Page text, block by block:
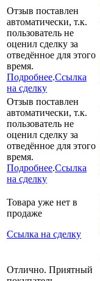
Отзыв поставлен
автоматически, т.к.
пользователь не
оценил сделку за
отведённое для этого
время.
Подробнее.Ссылка
на сделку
Отзыв поставлен
автоматически, т.к.
пользователь не
оценил сделку за
отведённое для этого
время.
Подробнее.Ссылка
на сделку
Товара уже нет в
продаже
Ссылка на сделку
Отлично. Приятный